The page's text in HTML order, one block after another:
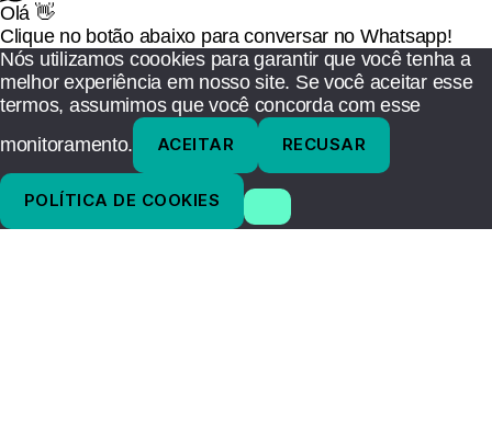
Olá 👋
Clique no botão abaixo para conversar no Whatsapp!
Nós utilizamos coookies para garantir que você tenha a
melhor experiência em nosso site. Se você aceitar esse
termos, assumimos que você concorda com esse
monitoramento.
ACEITAR RECUSAR
POLÍTICA DE COOKIES